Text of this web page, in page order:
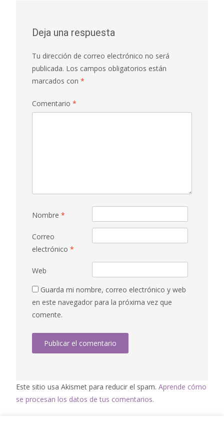
Deja una respuesta
Tu dirección de correo electrónico no será
publicada. Los campos obligatorios están
marcados con *
Comentario *
Nombre *
Correo
electrónico *
Web
Guarda mi nombre, correo electrónico y web
en este navegador para la próxima vez que
comente.
Este sitio usa Akismet para reducir el spam. Aprende cómo
se procesan los datos de tus comentarios.